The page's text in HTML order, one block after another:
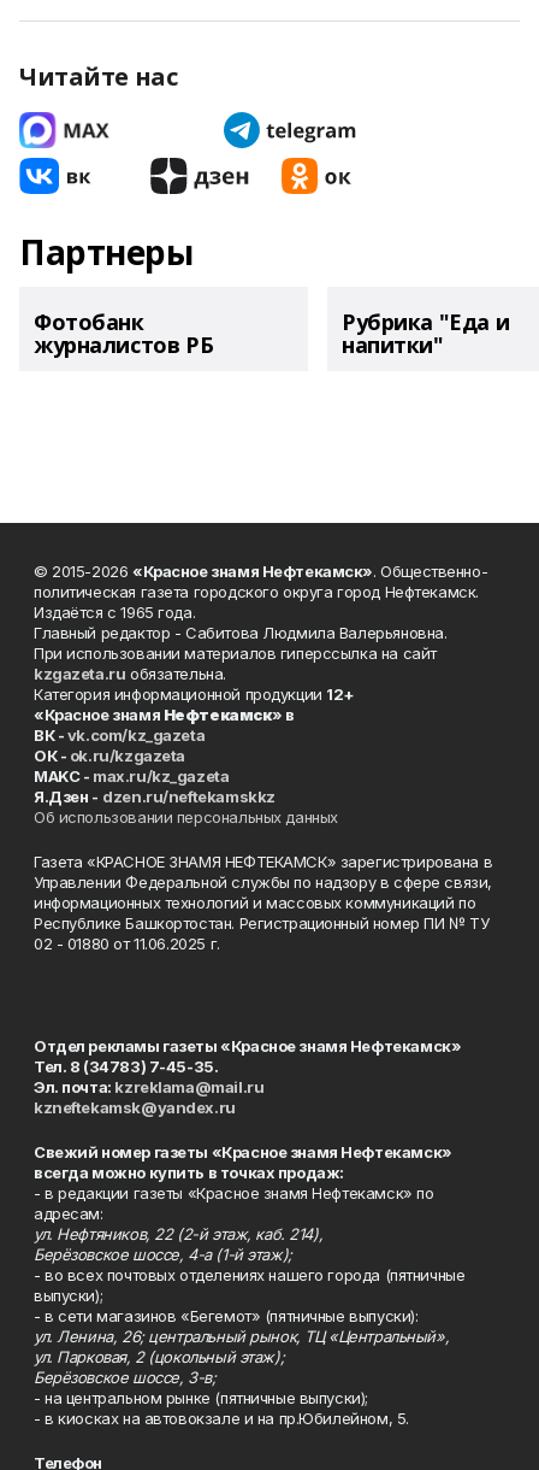
Читайте нас
Партнеры
Фотобанк
журналистов РБ
Рубрика "Еда и
напитки"
© 2015-2026 «Красное знамя Нефтекамск». Общественно-
политическая газета городского округа город Нефтекамск.
Издаётся с 1965 года.
Главный редактор - Сабитова Людмила Валерьяновна.
При использовании материалов гиперссылка на сайт
kzgazeta.ru обязательна.
Категория информационной продукции 12+
«Красное знамя Нефтекамск» в
ВК -vk.com/kz_gazeta
ОК - ok.ru/kzgazeta
MAKC - max.ru/kz_gazeta
Я.Дзен - dzen.ru/neftekamskkz
Об использовании персональных данных
Газета «КРАСНОЕ ЗНАМЯ НЕФТЕКАМСК» зарегистрирована в
Управлении Федеральной службы по надзору в сфере связи,
информационных технологий и массовых коммуникаций по
Республике Башкортостан. Регистрационный номер ПИ № ТУ
02 - 01880 от 11.06.2025 г.
Отдел рекламы газеты «Красное знамя Нефтекамск»
Тел. 8 (34783) 7-45-35.
Эл. почта: kzreklama@mail.ru
kzneftekamsk@yandex.ru
Свежий номер газеты «Красное знамя Нефтекамск»
всегда можно купить в точках продаж:
- в редакции газеты «Красное знамя Нефтекамск» по
адресам:
ул. Нефтяников, 22 (2-й этаж, каб. 214),
Берёзовское шоссе, 4-а (1-й этаж);
- во всех почтовых отделениях нашего города (пятничные
выпуски);
- в сети магазинов «Бегемот» (пятничные выпуски):
ул. Ленина, 26; центральный рынок, ТЦ «Центральный»,
ул. Парковая, 2 (цокольный этаж);
Берёзовское шоссе, 3-в;
- на центральном рынке (пятничные выпуски);
- в киосках на автовокзале и на пр.Юбилейном, 5.
Телефон